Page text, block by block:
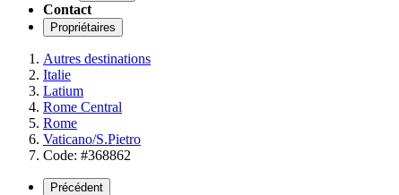
Contact
Propriétaires
Autres destinations
Italie
Latium
Rome Central
Rome
Vaticano/S.Pietro
Code: #368862
Précédent